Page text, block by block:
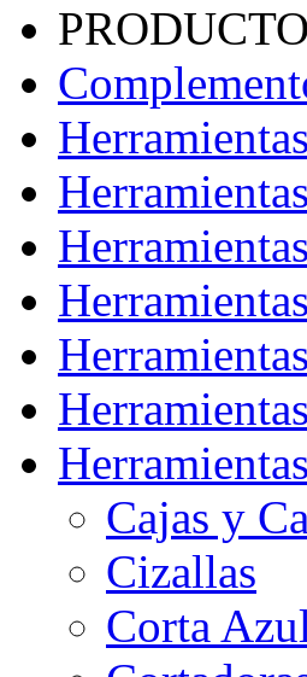
Cajas y
Cizallas
Corta